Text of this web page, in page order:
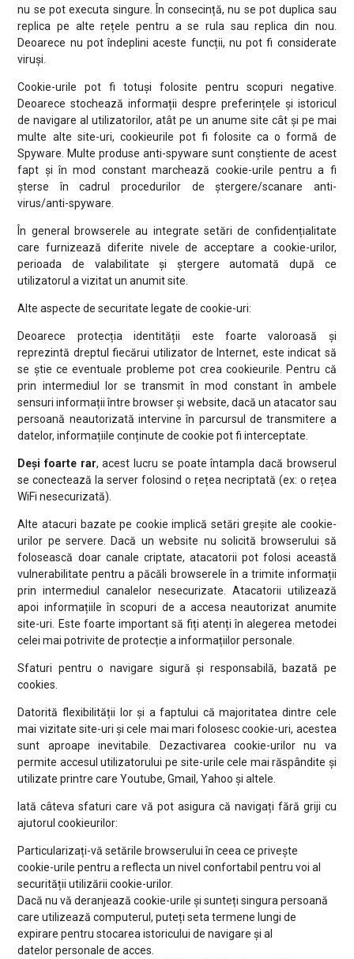
nu se pot executa singure. În consecință, nu se pot duplica sau
replica pe alte rețele pentru a se rula sau replica din nou.
Deoarece nu pot îndeplini aceste funcții, nu pot fi considerate
viruși.
Cookie-urile pot fi totuși folosite pentru scopuri negative.
Deoarece stochează informații despre preferințele și istoricul
de navigare al utilizatorilor, atât pe un anume site cât și pe mai
multe alte site-uri, cookieurile pot fi folosite ca o formă de
Spyware. Multe produse anti-spyware sunt conștiente de acest
fapt și în mod constant marchează cookie-urile pentru a fi
șterse în cadrul procedurilor de ștergere/scanare anti-
virus/anti-spyware.
În general browserele au integrate setări de confidențialitate
care furnizează diferite nivele de acceptare a cookie-urilor,
perioada de valabilitate și ștergere automată după ce
utilizatorul a vizitat un anumit site.
Alte aspecte de securitate legate de cookie-uri:
Deoarece protecția identității este foarte valoroasă și
reprezintă dreptul fiecărui utilizator de Internet, este indicat să
se știe ce eventuale probleme pot crea cookieurile. Pentru că
prin intermediul lor se transmit în mod constant în ambele
sensuri informații între browser și website, dacă un atacator sau
persoană neautorizată intervine în parcursul de transmitere a
datelor, informațiile conținute de cookie pot fi interceptate.
Deși foarte rar, acest lucru se poate întampla dacă browserul
se conectează la server folosind o rețea necriptată (ex: o rețea
WiFi nesecurizată).
Alte atacuri bazate pe cookie implică setări greșite ale cookie-
urilor pe servere. Dacă un website nu solicită browserului să
folosească doar canale criptate, atacatorii pot folosi această
vulnerabilitate pentru a păcăli browserele în a trimite informații
prin intermediul canalelor nesecurizate. Atacatorii utilizează
apoi informațiile în scopuri de a accesa neautorizat anumite
site-uri. Este foarte important să fiți atenți în alegerea metodei
celei mai potrivite de protecție a informațiilor personale.
Sfaturi pentru o navigare sigură și responsabilă, bazată pe
cookies.
Datorită flexibilității lor și a faptului că majoritatea dintre cele
mai vizitate site-uri și cele mai mari folosesc cookie-uri, acestea
sunt aproape inevitabile. Dezactivarea cookie-urilor nu va
permite accesul utilizatorului pe site-urile cele mai răspândite și
utilizate printre care Youtube, Gmail, Yahoo și altele.
Iată câteva sfaturi care vă pot asigura că navigați fără griji cu
ajutorul cookieurilor:
Particularizați-vă setările browserului în ceea ce privește
cookie-urile pentru a reflecta un nivel confortabil pentru voi al
securității utilizării cookie-urilor.
Dacă nu vă deranjează cookie-urile și sunteți singura persoană
care utilizează computerul, puteți seta termene lungi de
expirare pentru stocarea istoricului de navigare și al
datelor personale de acces.